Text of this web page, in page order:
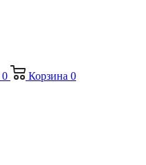
0 Корзина 0